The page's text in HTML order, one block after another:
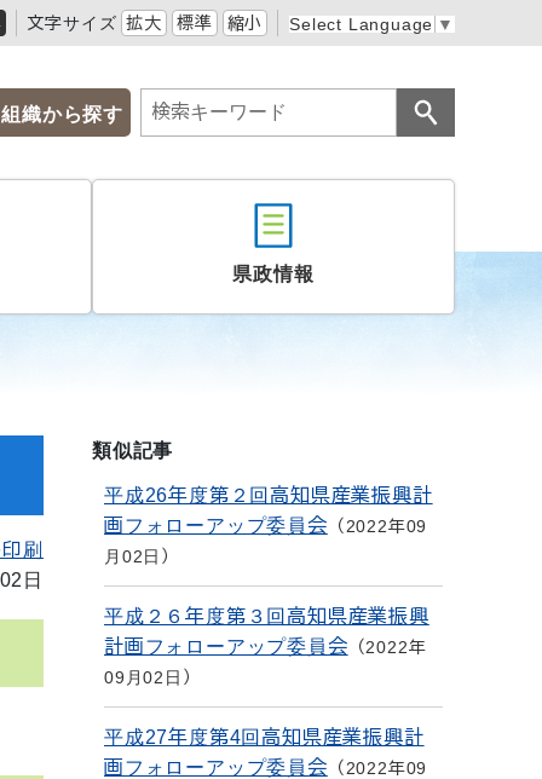
文字サイズ 拡大 標準 縮小 Select Language ▼
組織から探す
県政情報
刷
日
類似記事
平成26年度第２回高知県産業振興計
画フォローアップ委員会
2022年09
月02日
平成２６年度第３回高知県産業振興
計画フォローアップ委員会
2022年
09月02日
平成27年度第4回高知県産業振興計
画フォローアップ委員会
2022年09